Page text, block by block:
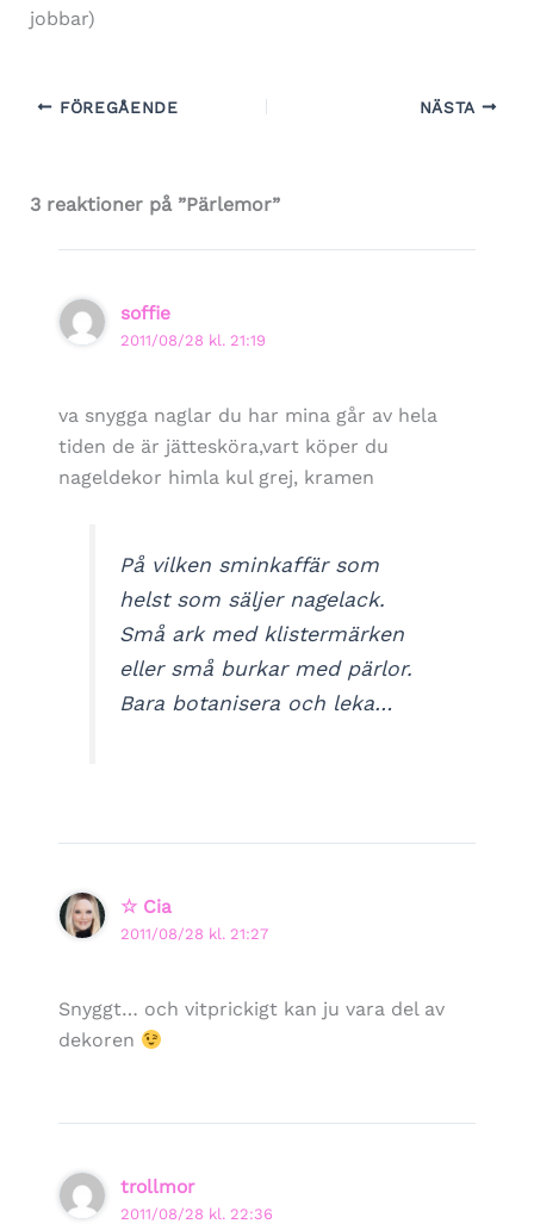
jobbar)
FÖREGÅENDE NÄSTA
3 reaktioner på ”Pärlemor”
soffie
2011/08/28 kl. 21:19
va snygga naglar du har mina går av hela
tiden de är jättesköra,vart köper du
nageldekor himla kul grej, kramen
På vilken sminkaffär som
helst som säljer nagelack.
Små ark med klistermärken
eller små burkar med pärlor.
Bara botanisera och leka…
☆ Cia
2011/08/28 kl. 21:27
Snyggt… och vitprickigt kan ju vara del av
dekoren
trollmor
2011/08/28 kl. 22:36